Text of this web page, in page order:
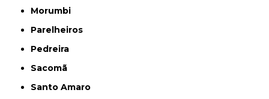
Morumbi
Parelheiros
Pedreira
Sacomã
Santo Amaro